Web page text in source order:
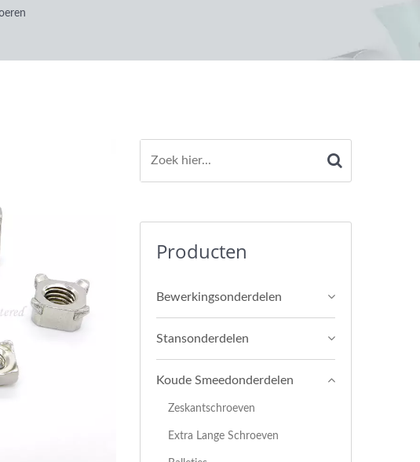
Producten
Bewerkingsonderdelen
Stansonderdelen
Koude Smeedonderdelen
Zeskantschroeven
Extra Lange Schroeven